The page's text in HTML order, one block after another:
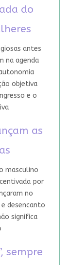
do
antes
na agenda
objetiva
e o
as
masculino
por
no
desencanto
significa
sempre